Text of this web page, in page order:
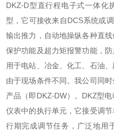
DKZ-D型直行程电子式一体化
型，它可接收来自DCS系统或
输出推力，自动地操纵各种直
保护功能及超力矩报警功能，防
用于电站、冶金、化工、石油
由于现场条件不同。我公司同
产品（即DKZ-DW）。 DKZ型
仪表中的执行单元，它接受调
行期完成调节任务，广泛地用